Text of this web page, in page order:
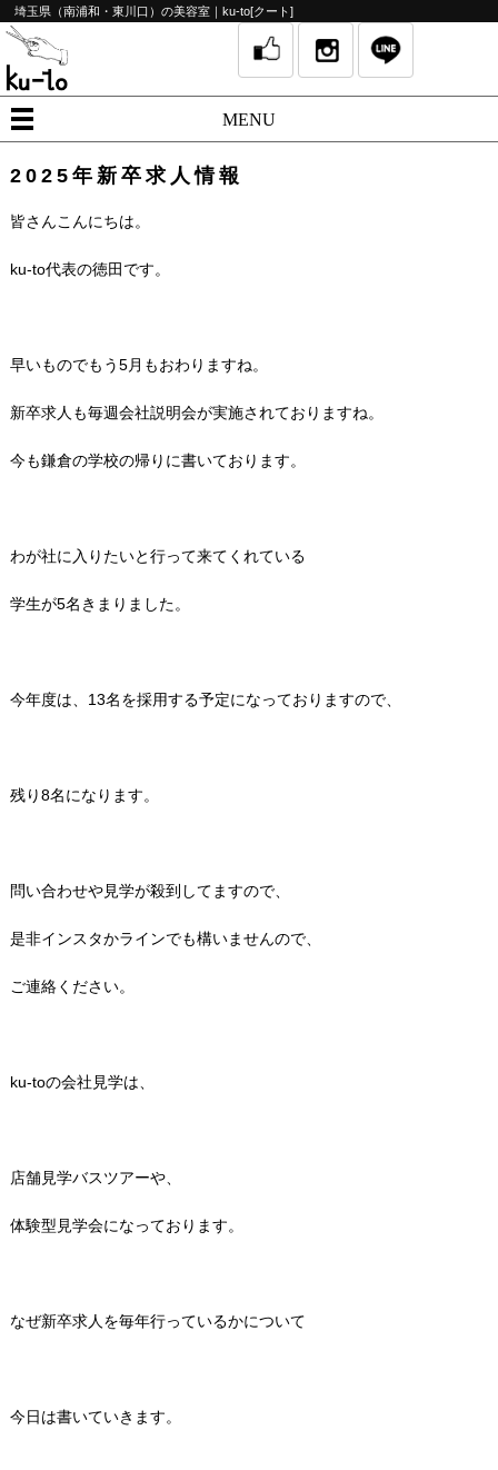
埼玉県（南浦和・東川口）の美容室｜ku-to[クート]
MENU
2025年新卒求人情報
皆さんこんにちは。
ku-to代表の徳田です。
早いものでもう5月もおわりますね。
新卒求人も毎週会社説明会が実施されておりますね。
今も鎌倉の学校の帰りに書いております。
わが社に入りたいと行って来てくれている
学生が5名きまりました。
今年度は、13名を採用する予定になっておりますので、
残り8名になります。
問い合わせや見学が殺到してますので、
是非インスタかラインでも構いませんので、
ご連絡ください。
ku-toの会社見学は、
店舗見学バスツアーや、
体験型見学会になっております。
なぜ新卒求人を毎年行っているかについて
今日は書いていきます。